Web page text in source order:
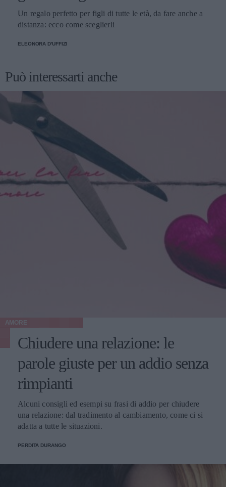
Un regalo perfetto per figli di tutte le età, da fare anche a
distanza: ecco come sceglierli
ELEONORA D'UFFIZI
Può interessarti anche
AMORE
Chiudere una relazione: le
parole giuste per un addio senza
rimpianti
Alcuni consigli ed esempi su frasi di addio per chiudere
una relazione: dal tradimento al cambiamento, come ci si
adatta a tutte le situazioni.
PERDITA DURANGO